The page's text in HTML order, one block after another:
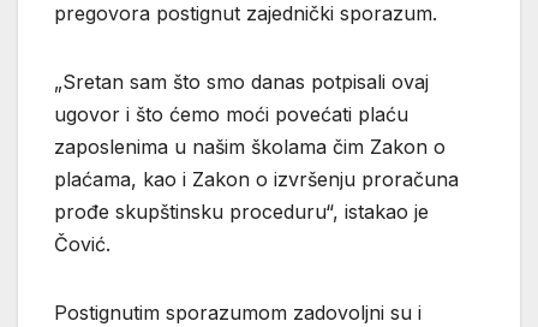
pregovora postignut zajednički sporazum.
„Sretan sam što smo danas potpisali ovaj
ugovor i što ćemo moći povećati plaću
zaposlenima u našim školama čim Zakon o
plaćama, kao i Zakon o izvršenju proračuna
prođe skupštinsku proceduru“, istakao je
Čović.
Postignutim sporazumom zadovoljni su i